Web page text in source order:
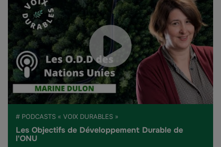
# PODCASTS « VOIX DURABLES »
Les Objectifs de Développement Durable de
l'ONU